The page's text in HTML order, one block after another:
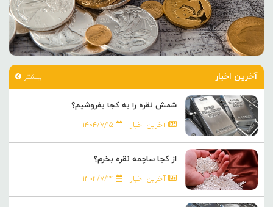
آخرین اخبار بیشتر
شمش نقره را به کجا بفروشیم؟
آخرین اخبار ۱۴۰۴/۷/۱۵
از کجا ساچمه نقره بخرم؟
آخرین اخبار ۱۴۰۴/۷/۱۴